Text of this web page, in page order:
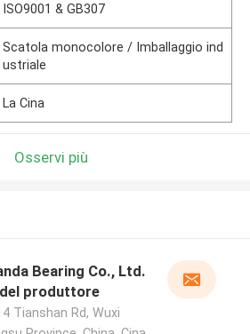
ISO9001 & GB307
Scatola monocolore / Imballaggio ind
ustriale
La Cina
Osservi più
Bearing Co., Ltd.
produttore
Tianshan Rd, Wuxi